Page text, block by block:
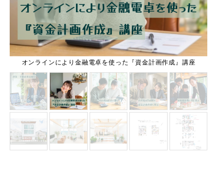
【建築・不動産業者限定】お客様の目の前で、住宅ローンを使っ
た資金計画ができる講座
オンラインにより金融電卓を使った『資金計画作成』講座
お客様の希望を聞く
お客様の目の前で資金計画作成し提示
お客様家族と共に喜ぶ
立地を生かした眺望の良いリビングとスキップフロアーのダイニ
ングキッチンが完成
丸い浴槽・シャワーブース・天窓を採用、モザイクタイルを施主
DIYで仕上げた浴室の施工事例
土地探しから、眺望を生かしお客様の要望を全て叶えた新築住宅
が完成 手書き間取り図
吹き抜けと勾配天井を採用した大空間リビングと階段も吹き抜け
と天窓、スキップフロアーのダイニングキッチンと欲張り空間
施工事例
キャプション10